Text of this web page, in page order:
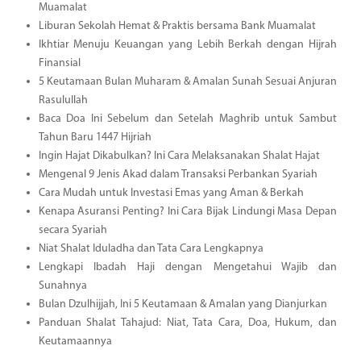
Muamalat
Liburan Sekolah Hemat & Praktis bersama Bank Muamalat
Ikhtiar Menuju Keuangan yang Lebih Berkah dengan Hijrah
Finansial
5 Keutamaan Bulan Muharam & Amalan Sunah Sesuai Anjuran
Rasulullah
Baca Doa Ini Sebelum dan Setelah Maghrib untuk Sambut
Tahun Baru 1447 Hijriah
Ingin Hajat Dikabulkan? Ini Cara Melaksanakan Shalat Hajat
Mengenal 9 Jenis Akad dalam Transaksi Perbankan Syariah
Cara Mudah untuk Investasi Emas yang Aman & Berkah
Kenapa Asuransi Penting? Ini Cara Bijak Lindungi Masa Depan
secara Syariah
Niat Shalat Iduladha dan Tata Cara Lengkapnya
Lengkapi Ibadah Haji dengan Mengetahui Wajib dan
Sunahnya
Bulan Dzulhijjah, Ini 5 Keutamaan & Amalan yang Dianjurkan
Panduan Shalat Tahajud: Niat, Tata Cara, Doa, Hukum, dan
Keutamaannya